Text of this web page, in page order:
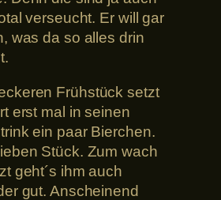
verseucht. Er will gar
was da so alles drin
Frühstück setzt
erst mal in seinen
ein paar Bierchen.
Stück. Zum wach
geht´s ihm auch
gut. Anscheinend